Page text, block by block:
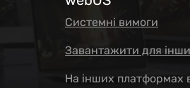
Системні вимоги
Завантажити для
На інших платформах